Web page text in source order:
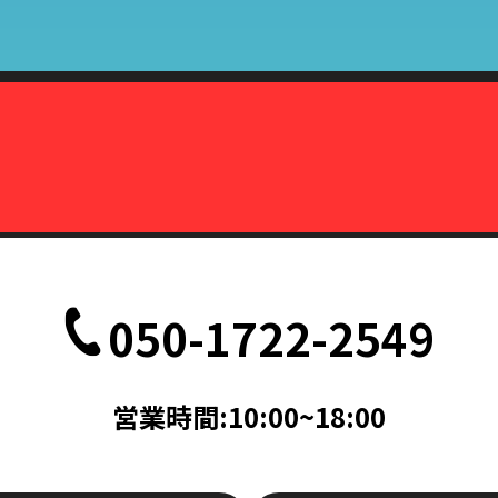
削除、または利用停止を求められたときは、当社の定める方法で本
載されている面の写しを含むこと。（国際運転免許証は除く）
金請求書は、発行日より3ヵ月以内で、現住所が記載されているもの
050-1722-2549
営業時間:10:00~18:00